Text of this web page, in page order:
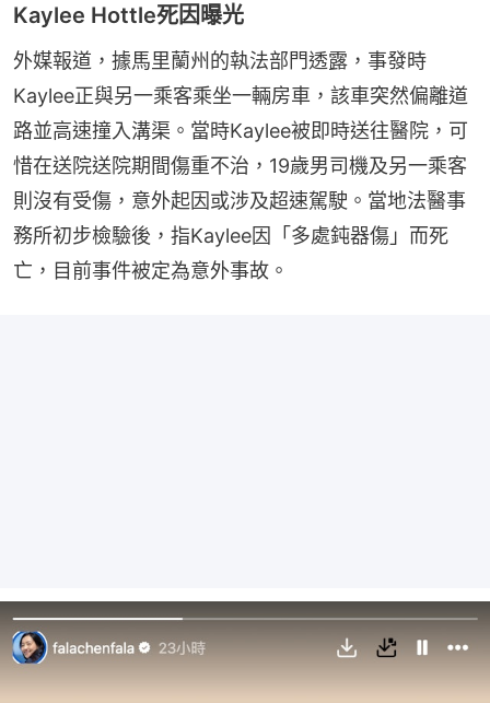
Kaylee Hottle死因曝光
外媒報道，據馬里蘭州的執法部門透露，事發時
Kaylee正與另一乘客乘坐一輛房車，該車突然偏離道
路並高速撞入溝渠。當時Kaylee被即時送往醫院，可
惜在送院送院期間傷重不治，19歲男司機及另一乘客
則沒有受傷，意外起因或涉及超速駕駛。當地法醫事
務所初步檢驗後，指Kaylee因「多處鈍器傷」而死
亡，目前事件被定為意外事故。